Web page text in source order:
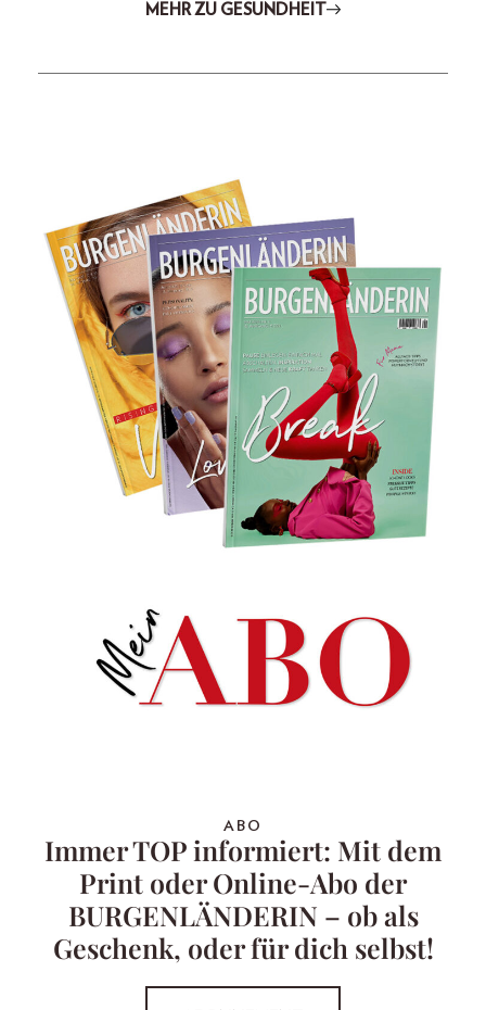
MEHR ZU GESUNDHEIT
ABO
Immer TOP informiert: Mit dem
Print oder Online-Abo der
BURGENLÄNDERIN – ob als
Geschenk, oder für dich selbst!